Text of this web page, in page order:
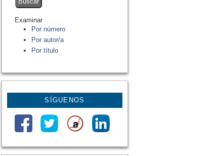
Examinar
Por número
Por autor/a
Por título
SÍGUENOS